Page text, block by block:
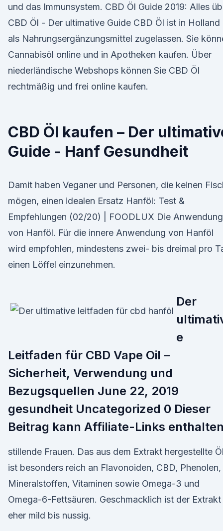
und das Immunsystem. CBD Öl Guide 2019: Alles
CBD Öl - Der ultimative Guide CBD Öl ist in Holland
als Nahrungsergänzungsmittel zugelassen. Sie
Cannabisöl online und in Apotheken kaufen. Über
niederländische Webshops können Sie CBD Öl
rechtmäßig und frei online kaufen.
CBD Öl kaufen – Der
Guide - Hanf Gesundheit
Damit haben Veganer und Personen, die keinen
mögen, einen idealen Ersatz Hanföl: Test &
Empfehlungen (02/20) | FOODLUX Die Anwendung
von Hanföl. Für die innere Anwendung von Hanföl
wird empfohlen, mindestens zwei- bis dreimal pro
einen Löffel einzunehmen.
Der
e
Leitfaden für CBD Vape Oil –
Sicherheit, Verwendung und
Bezugsquellen June 22, 2019
gesundheit Uncategorized 0 Dieser
Beitrag kann Affiliate-Links
stillende Frauen. Das aus dem Extrakt hergestellte Öl
ist besonders reich an Flavonoiden, CBD, Phenolen,
Mineralstoffen, Vitaminen sowie Omega-3 und
Omega-6-Fettsäuren. Geschmacklich ist der Extrakt
eher mild bis nussig.